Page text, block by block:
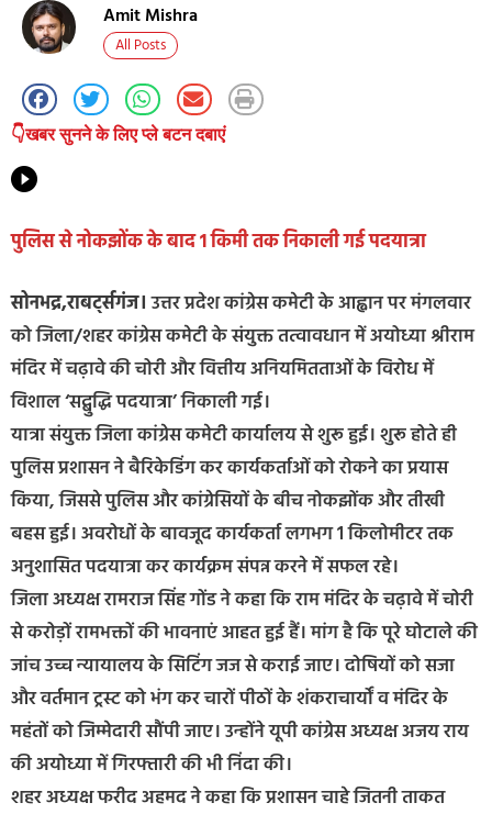
Amit Mishra
All Posts
👇खबर सुनने के लिए प्ले बटन दबाएं
पुलिस से नोकझोंक के बाद 1 किमी तक निकाली गई पदयात्रा
सोनभद्र,राबर्ट्सगंज।उत्तर प्रदेश कांग्रेस कमेटी के आह्वान पर मंगलवार
को जिला/शहर कांग्रेस कमेटी के संयुक्त तत्वावधान में अयोध्या श्रीराम
मंदिर में चढ़ावे की चोरी और वित्तीय अनियमितताओं के विरोध में
विशाल ‘सद्बुद्धि पदयात्रा’ निकाली गई।
यात्रा संयुक्त जिला कांग्रेस कमेटी कार्यालय से शुरू हुई। शुरू होते ही
पुलिस प्रशासन ने बैरिकेडिंग कर कार्यकर्ताओं को रोकने का प्रयास
किया, जिससे पुलिस और कांग्रेसियों के बीच नोकझोंक और तीखी
बहस हुई। अवरोधों के बावजूद कार्यकर्ता लगभग 1 किलोमीटर तक
अनुशासित पदयात्रा कर कार्यक्रम संपन्न करने में सफल रहे।
जिला अध्यक्ष रामराज सिंह गोंड ने कहा कि राम मंदिर के चढ़ावे में चोरी
से करोड़ों रामभक्तों की भावनाएं आहत हुई हैं। मांग है कि पूरे घोटाले की
जांच उच्च न्यायालय के सिटिंग जज से कराई जाए। दोषियों को सजा
और वर्तमान ट्रस्ट को भंग कर चारों पीठों के शंकराचार्यों व मंदिर के
महंतों को जिम्मेदारी सौंपी जाए। उन्होंने यूपी कांग्रेस अध्यक्ष अजय राय
की अयोध्या में गिरफ्तारी की भी निंदा की।
शहर अध्यक्ष फरीद अहमद ने कहा कि प्रशासन चाहे जितनी ताकत